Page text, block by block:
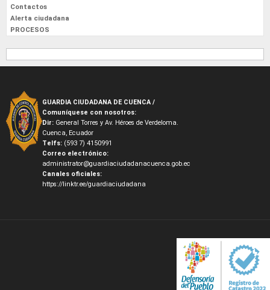
Contactos
Alerta ciudadana
PROCESOS
GUARDIA CIUDADANA DE CUENCA /
Comuníquese con nosotros:
Dir: General Torres y Av. Héroes de Verdeloma.
Cuenca, Ecuador
Telfs: (593 7) 4150991
Correo electrónico:
administrator@guardiaciudadanacuenca.gob.ec
Canales oficiales:
https://linktr.ee/guardiaciudadana